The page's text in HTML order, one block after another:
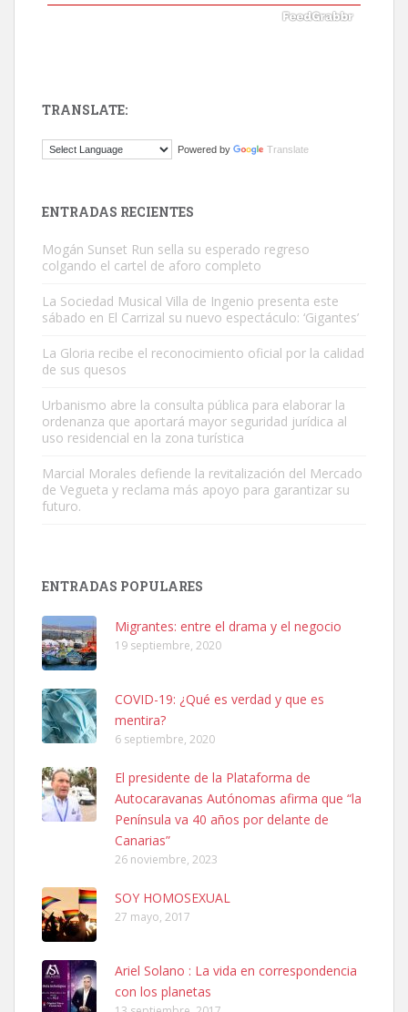
El ayuntamiento se va a llevar a Los Gatos callejeros de la zona los
Este gato macho ha aparecido en la calle hace menos de un mes,
Leales.org » Gran Canaria | 9.7.2025
Leales.org » Gran Canaria
SHIBA PERDIDO AVDA JOSE MESA Y LOPEZ
PERRO MACHO RAZA SHIBA CON MICROCHIP PERDIDO HOY
06/07/2025 ZONA MESA Y LOPEZ. ES MUY ASUSTADIZO
Leales.org » Gran Canaria
6.7.2025
Ninfa perdida
El día 5 se los perdió una ninfa papillera, asustada tiene miedo a la
TRANSLATE:
Powered by Translate
ENTRADAS RECIENTES
Mogán Sunset Run sella su esperado regreso
colgando el cartel de aforo completo
La Sociedad Musical Villa de Ingenio presenta este
sábado en El Carrizal su nuevo espectáculo: ‘Gigantes’
La Gloria recibe el reconocimiento oficial por la calidad
de sus quesos
Urbanismo abre la consulta pública para elaborar la
ordenanza que aportará mayor seguridad jurídica al
uso residencial en la zona turística
Marcial Morales defiende la revitalización del Mercado
de Vegueta y reclama más apoyo para garantizar su
futuro.
ENTRADAS POPULARES
Migrantes: entre el drama y el negocio
19 septiembre, 2020
COVID-19: ¿Qué es verdad y que es
mentira?
6 septiembre, 2020
El presidente de la Plataforma de
Autocaravanas Autónomas afirma que “la
Península va 40 años por delante de
Canarias”
26 noviembre, 2023
SOY HOMOSEXUAL
27 mayo, 2017
Ariel Solano : La vida en correspondencia
con los planetas